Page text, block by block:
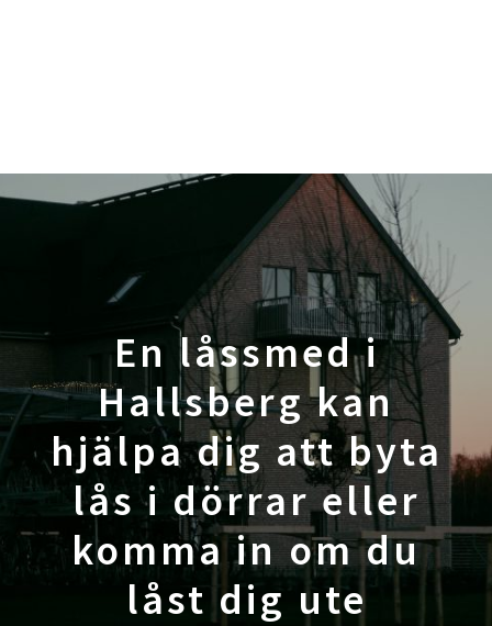
En låssmed i
Hallsberg kan
hjälpa dig att byta
lås i dörrar eller
komma in om du
låst dig ute